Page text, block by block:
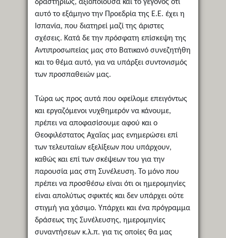
δραστηρίως, αξιοποιούσα και το γεγονός ότι
αυτό το εξάμηνο την Προεδρία της Ε.Ε. έχει η
Ισπανία, που διατηρεί μαζί της άριστες
σχέσεις. Κατά δε την πρόσφατη επίσκεψη της
Αντιπροσωπείας μας στο Βατικανό συνεζητήθη
και το θέμα αυτό, για να υπάρξει συντονισμός
των προσπαθειών μας.
Τώρα ως προς αυτά που οφείλομε επειγόντως
και εργαζόμενοι νυχθημερόν να κάνουμε,
πρέπει να αποφασίσουμε αφού και ο
Θεοφιλέστατος Αχαΐας μας ενημερώσει επί
των τελευταίων εξελίξεων που υπάρχουν,
καθώς και επί των σκέψεων του για την
παρουσία μας στη Συνέλευση. Το μόνο που
πρέπει να προσθέσω είναι ότι οι ημερομηνίες
είναι απολύτως σφικτές και δεν υπάρχει ούτε
στιγμή για χάσιμο. Υπάρχει και ένα πρόγραμμα
δράσεως της Συνέλευσης, ημερομηνίες
συναντήσεων κ.λ.π. για τις οποίες θα μας